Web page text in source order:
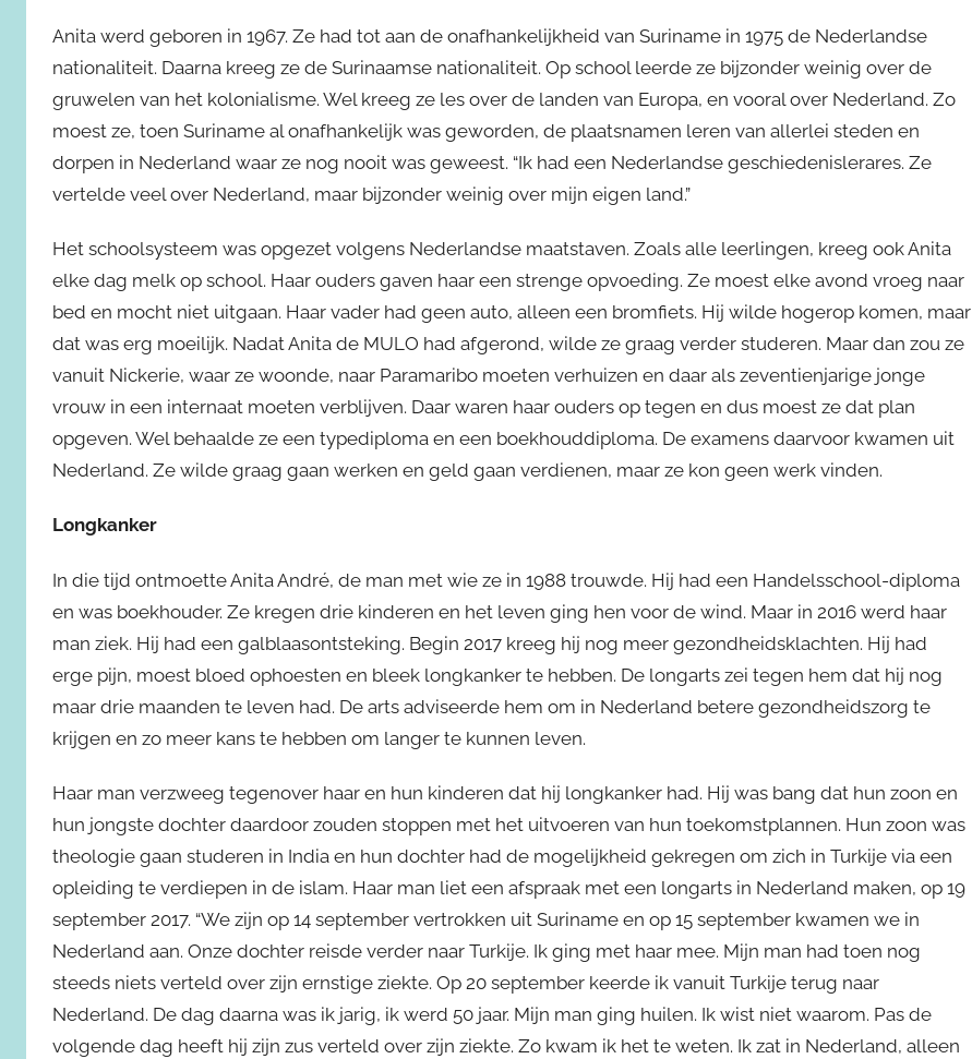
Anita werd geboren in 1967. Ze had tot aan de onafhankelijkheid van Suriname in 1975 de Nederlandse
nationaliteit. Daarna kreeg ze de Surinaamse nationaliteit. Op school leerde ze bijzonder weinig over de
gruwelen van het kolonialisme. Wel kreeg ze les over de landen van Europa, en vooral over Nederland. Zo
moest ze, toen Suriname al onafhankelijk was geworden, de plaatsnamen leren van allerlei steden en
dorpen in Nederland waar ze nog nooit was geweest. “Ik had een Nederlandse geschiedenislerares. Ze
vertelde veel over Nederland, maar bijzonder weinig over mijn eigen land.”
Het schoolsysteem was opgezet volgens Nederlandse maatstaven. Zoals alle leerlingen, kreeg ook Anita
elke dag melk op school. Haar ouders gaven haar een strenge opvoeding. Ze moest elke avond vroeg naar
bed en mocht niet uitgaan. Haar vader had geen auto, alleen een bromfiets. Hij wilde hogerop komen, maar
dat was erg moeilijk. Nadat Anita de MULO had afgerond, wilde ze graag verder studeren. Maar dan zou ze
vanuit Nickerie, waar ze woonde, naar Paramaribo moeten verhuizen en daar als zeventienjarige jonge
vrouw in een internaat moeten verblijven. Daar waren haar ouders op tegen en dus moest ze dat plan
opgeven. Wel behaalde ze een typediploma en een boekhouddiploma. De examens daarvoor kwamen uit
Nederland. Ze wilde graag gaan werken en geld gaan verdienen, maar ze kon geen werk vinden.
Longkanker
In die tijd ontmoette Anita André, de man met wie ze in 1988 trouwde. Hij had een Handelsschool-diploma
en was boekhouder. Ze kregen drie kinderen en het leven ging hen voor de wind. Maar in 2016 werd haar
man ziek. Hij had een galblaasontsteking. Begin 2017 kreeg hij nog meer gezondheidsklachten. Hij had
erge pijn, moest bloed ophoesten en bleek longkanker te hebben. De longarts zei tegen hem dat hij nog
maar drie maanden te leven had. De arts adviseerde hem om in Nederland betere gezondheidszorg te
krijgen en zo meer kans te hebben om langer te kunnen leven.
Haar man verzweeg tegenover haar en hun kinderen dat hij longkanker had. Hij was bang dat hun zoon en
hun jongste dochter daardoor zouden stoppen met het uitvoeren van hun toekomstplannen. Hun zoon was
theologie gaan studeren in India en hun dochter had de mogelijkheid gekregen om zich in Turkije via een
opleiding te verdiepen in de islam. Haar man liet een afspraak met een longarts in Nederland maken, op 19
september 2017. “We zijn op 14 september vertrokken uit Suriname en op 15 september kwamen we in
Nederland aan. Onze dochter reisde verder naar Turkije. Ik ging met haar mee. Mijn man had toen nog
steeds niets verteld over zijn ernstige ziekte. Op 20 september keerde ik vanuit Turkije terug naar
Nederland. De dag daarna was ik jarig, ik werd 50 jaar. Mijn man ging huilen. Ik wist niet waarom. Pas de
volgende dag heeft hij zijn zus verteld over zijn ziekte. Zo kwam ik het te weten. Ik zat in Nederland, alleen